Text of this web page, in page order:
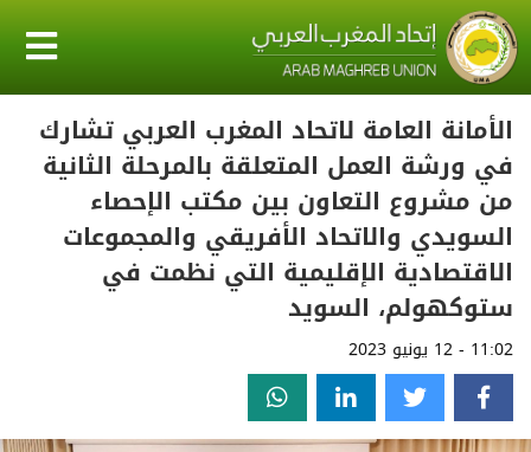
الأمانة العامة لاتحاد المغرب العربي تشارك
في ورشة العمل المتعلقة بالمرحلة الثانية
من مشروع التعاون بين مكتب الإحصاء
السويدي والاتحاد الأفريقي والمجموعات
الاقتصادية الإقليمية التي نظمت في
ستوكهولم، السويد
11:02 - 12 يونيو 2023